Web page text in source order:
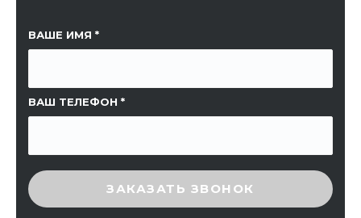
ВАШЕ ИМЯ
ВАШ ТЕЛЕФОН
ССЫЛКА НА СТРАНИЦУ
ВВЕДИТЕ ПРОВЕРОЧНЫЙ КОД
ЗАКАЗАТЬ ЗВОНОК